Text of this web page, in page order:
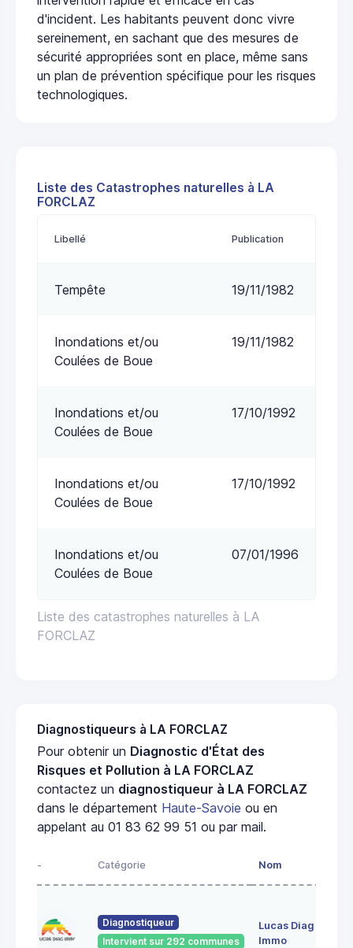
d'incident. Les habitants peuvent donc vivre
sereinement, en sachant que des mesures de
sécurité appropriées sont en place, même sans
un plan de prévention spécifique pour les risques
technologiques.
Liste des Catastrophes naturelles à LA
FORCLAZ
Liste des catastrophes naturelles à LA
FORCLAZ
Libellé Publication
Tempête 19/11/1982
Inondations et/ou
Coulées de Boue
19/11/1982
Inondations et/ou
Coulées de Boue
17/10/1992
Inondations et/ou
Coulées de Boue
17/10/1992
Inondations et/ou
Coulées de Boue
07/01/1996
Diagnostiqueurs à LA FORCLAZ
Pour obtenir un Diagnostic d'État des
Risques et Pollution à LA FORCLAZ
contactez un diagnostiqueur à LA FORCLAZ
dans le département Haute-Savoie ou en
appelant au 01 83 62 99 51 ou par mail.
- Catégorie Nom
Diagnostiqueur
Intervient sur 292 communes
Lucas Diag
Immo